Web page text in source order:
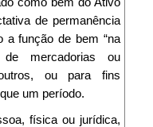
de permanência
a função de bem “na
de mercadorias ou
ou para fins
um período.
física ou jurídica,